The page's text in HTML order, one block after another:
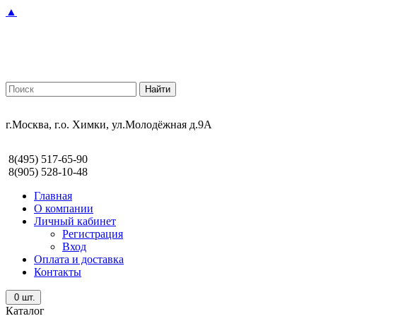
▲
г.Москва, г.о. Химки, ул.Молодёжная д.9А
8(495) 517-65-90
8(905) 528-10-48
Главная
О компании
Личный кабинет
Регистрация
Вход
Оплата и доставка
Контакты
0 шт.
Каталог